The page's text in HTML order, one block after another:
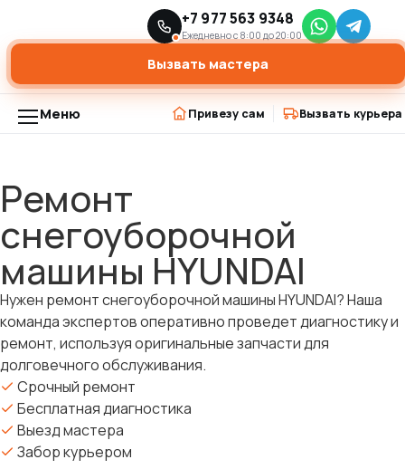
Ремонт снегоуборщиков ›
Ремонт снегоуборочной машины HYUNDAI
+7 977 563 9348
Ежедневно с 8:00 до 20:00
Вызвать мастера
Меню Привезу сам Вызвать курьера
Перейти
к
содержимому
Ремонт
снегоуборочной
машины HYUNDAI
Нужен ремонт снегоуборочной машины HYUNDAI? Наша
команда экспертов оперативно проведет диагностику и
ремонт, используя оригинальные запчасти для
долговечного обслуживания.
Срочный ремонт
Бесплатная диагностика
Выезд мастера
Забор курьером